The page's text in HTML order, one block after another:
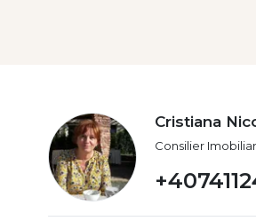
Cristiana
Consilier Imobiliar